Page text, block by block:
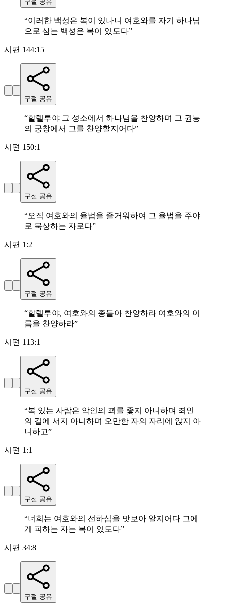
“이러한 백성은 복이 있나니 여호와를 자기 하나님
으로 삼는 백성은 복이 있도다”
시편 144:15
구절 공유
“할렐루야 그 성소에서 하나님을 찬양하며 그 권능
의 궁창에서 그를 찬양할지어다”
시편 150:1
구절 공유
“오직 여호와의 율법을 즐거워하여 그 율법을 주야
로 묵상하는 자로다”
시편 1:2
구절 공유
“할렐루야, 여호와의 종들아 찬양하라 여호와의 이
름을 찬양하라”
시편 113:1
구절 공유
“복 있는 사람은 악인의 꾀를 좇지 아니하며 죄인
의 길에 서지 아니하며 오만한 자의 자리에 앉지 아
니하고”
시편 1:1
구절 공유
“너희는 여호와의 선하심을 맛보아 알지어다 그에
게 피하는 자는 복이 있도다”
시편 34:8
구절 공유